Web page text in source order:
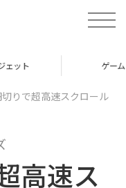
t
o
e
v
りで超高速スクロール
高速ス